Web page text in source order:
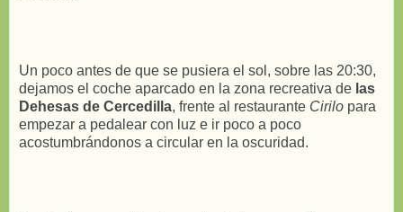
Un poco antes de que se pusiera el sol, sobre las 20:30,
dejamos el coche aparcado en la zona recreativa de las
Dehesas de Cercedilla, frente al restaurante Cirilo para
empezar a pedalear con luz e ir poco a poco
acostumbrándonos a circular en la oscuridad.